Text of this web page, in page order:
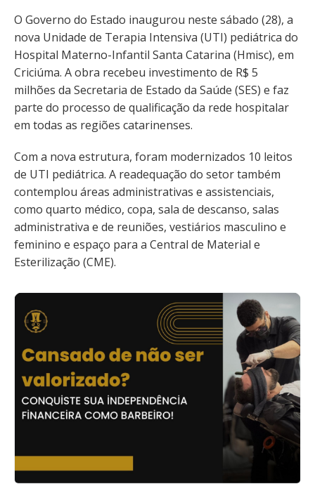
O Governo do Estado inaugurou neste sábado (28), a
nova Unidade de Terapia Intensiva (UTI) pediátrica do
Hospital Materno-Infantil Santa Catarina (Hmisc), em
Criciúma. A obra recebeu investimento de R$ 5
milhões da Secretaria de Estado da Saúde (SES) e faz
parte do processo de qualificação da rede hospitalar
em todas as regiões catarinenses.
Com a nova estrutura, foram modernizados 10 leitos
de UTI pediátrica. A readequação do setor também
contemplou áreas administrativas e assistenciais,
como quarto médico, copa, sala de descanso, salas
administrativa e de reuniões, vestiários masculino e
feminino e espaço para a Central de Material e
Esterilização (CME).